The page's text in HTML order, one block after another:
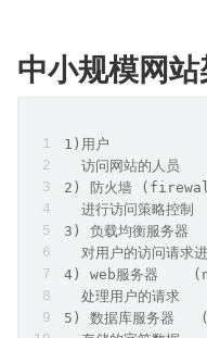
中小规模网
1)用户
  访问网站的人员
2) 防火墙
  进行访问策略控制
3) 负载均衡服务器
对用户的访问请求
4) web服务器
  处理用户的请求
5) 数据库服务器